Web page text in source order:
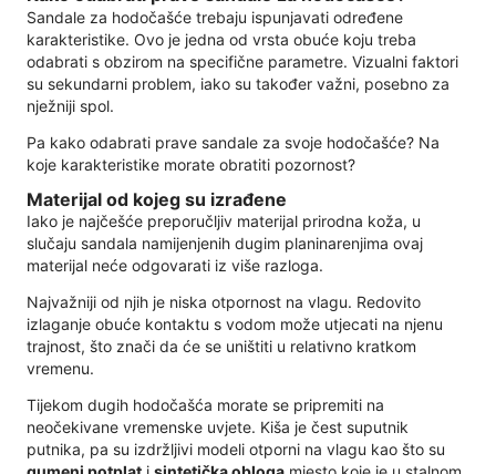
Sandale za hodočašće trebaju ispunjavati određene
karakteristike. Ovo je jedna od vrsta obuće koju treba
odabrati s obzirom na specifične parametre. Vizualni faktori
su sekundarni problem, iako su također važni, posebno za
nježniji spol.
Pa kako odabrati prave sandale za svoje hodočašće? Na
koje karakteristike morate obratiti pozornost?
Materijal od kojeg su izrađene
Iako je najčešće preporučljiv materijal prirodna koža, u
slučaju sandala namijenjenih dugim planinarenjima ovaj
materijal neće odgovarati iz više razloga.
Najvažniji od njih je niska otpornost na vlagu. Redovito
izlaganje obuće kontaktu s vodom može utjecati na njenu
trajnost, što znači da će se uništiti u relativno kratkom
vremenu.
Tijekom dugih hodočašća morate se pripremiti na
neočekivane vremenske uvjete. Kiša je čest suputnik
putnika, pa su izdržljivi modeli otporni na vlagu kao što su